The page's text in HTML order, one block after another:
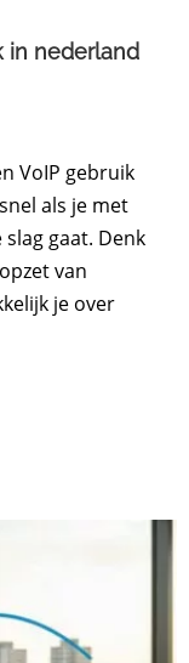
in nederland
VoIP gebruik
als je met
gaat. Denk
van
je over